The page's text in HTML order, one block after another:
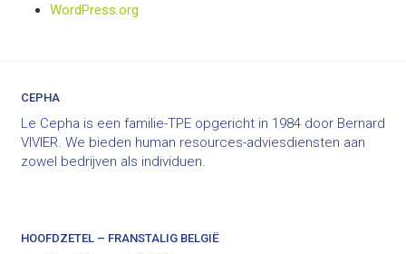
WordPress.org
CEPHA
Le Cepha is een familie-TPE opgericht in 1984 door Bernard
VIVIER. We bieden human resources-adviesdiensten aan
zowel bedrijven als individuen.
HOOFDZETEL – FRANSTALIG BELGIË